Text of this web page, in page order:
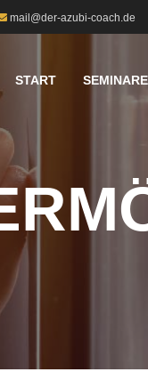
mail@der-azubi-coach.de
START